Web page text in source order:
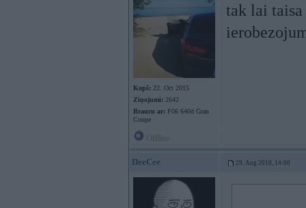
Kopš: 22. Oct 2015
Ziņojumi: 2642
Braucu ar: F06 640d Gran
Coupe
tak lai
DeeCee 29. Aug 2018, 14:00